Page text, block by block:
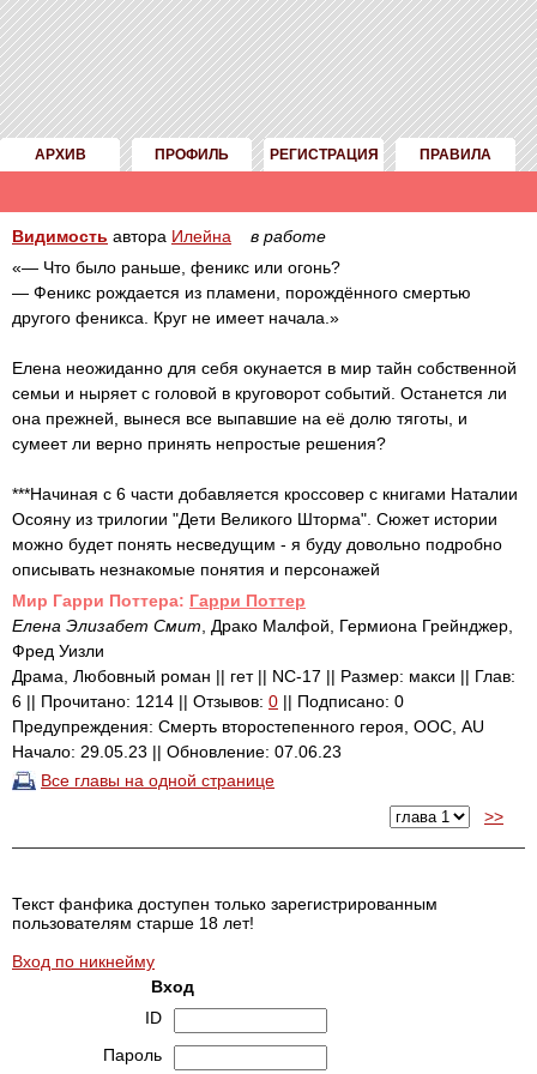
АРХИВ ПРОФИЛЬ РЕГИСТРАЦИЯ ПРАВИЛА
Видимость автора Илейна
в работе
«— Что было раньше, феникс или огонь?
— Феникс рождается из пламени, порождённого смертью
другого феникса. Круг не имеет начала.»
Елена неожиданно для себя окунается в мир тайн собственной
семьи и ныряет с головой в круговорот событий. Останется ли
она прежней, вынеся все выпавшие на её долю тяготы, и
сумеет ли верно принять непростые решения?
***Начиная с 6 части добавляется кроссовер с книгами Наталии
Осояну из трилогии "Дети Великого Шторма". Сюжет истории
можно будет понять несведущим - я буду довольно подробно
описывать незнакомые понятия и персонажей
Mир Гарри Поттера: Гарри Поттер
Елена Элизабет Смит , Драко Малфой, Гермиона Грейнджер,
Фред Уизли
Драма, Любовный роман || гет || NC-17 || Размер: макси || Глав:
6 || Прочитано: 1214 || Отзывов: 0 || Подписано: 0
Предупреждения: Смерть второстепенного героя, ООС, AU
Начало: 29.05.23 || Обновление: 07.06.23
Все главы на одной странице
>>
Текст фанфика доступен только зарегистрированным
пользователям старше 18 лет!
Вход по никнейму
Вход
ID
Пароль